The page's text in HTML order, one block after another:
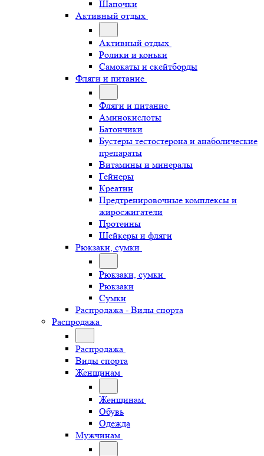
Шапочки
Активный отдых
Активный отдых
Ролики и коньки
Самокаты и скейтборды
Фляги и питание
Фляги и питание
Аминокислоты
Батончики
Бустеры тестостерона и анаболические
препараты
Витамины и минералы
Гейнеры
Креатин
Предтренировочные комплексы и
жиросжигатели
Протеины
Шейкеры и фляги
Рюкзаки, сумки
Рюкзаки, сумки
Рюкзаки
Сумки
Распродажа - Виды спорта
Распродажа
Распродажа
Виды спорта
Женщинам
Женщинам
Обувь
Одежда
Мужчинам